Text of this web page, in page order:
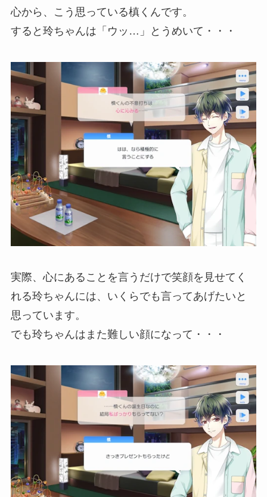
心から、こう思っている槙くんです。
すると玲ちゃんは「ウッ…」とうめいて・・・
実際、心にあることを言うだけで笑顔を見せてく
れる玲ちゃんには、いくらでも言ってあげたいと
思っています。
でも玲ちゃんはまた難しい顔になって・・・